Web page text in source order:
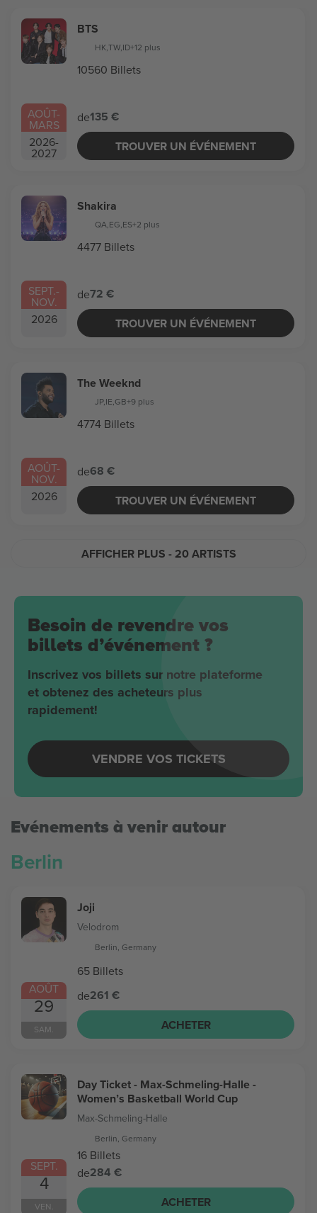
AOÛT-
MARS
2026-
2027
BTS
HK,TW,ID+12 plus
10560 Billets
de135 €
TROUVER UN ÉVÉNEMENT
SEPT.-
NOV.
2026
Shakira
QA,EG,ES+2 plus
4477 Billets
de72 €
TROUVER UN ÉVÉNEMENT
AOÛT-
NOV.
2026
The Weeknd
JP,IE,GB+9 plus
4774 Billets
de68 €
TROUVER UN ÉVÉNEMENT
AFFICHER PLUS - 20 ARTISTS
Besoin de revendre vos
billets d’événement ?
Inscrivez vos billets sur notre plateforme
et obtenez des acheteurs plus
rapidement!
VENDRE VOS TICKETS
Evénements à venir autour
Berlin
AOÛT
29
SAM.
Joji
Velodrom
Berlin, Germany
65 Billets
de261 €
ACHETER
SEPT.
4
VEN.
Day Ticket - Max-Schmeling-Halle -
Women’s Basketball World Cup
Max-Schmeling-Halle
Berlin, Germany
16 Billets
de284 €
ACHETER